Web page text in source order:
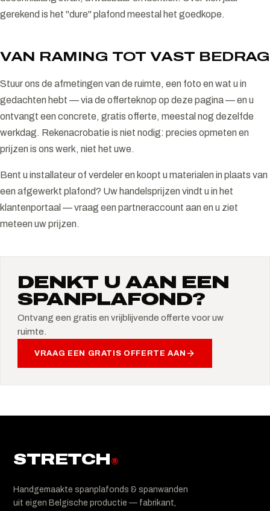
gerekend is het "dure" plafond meestal het goedkope.
VAN RAMING TOT VAST BEDRAG
Stuur ons de afmetingen van de ruimte, een foto en wat u in
gedachten hebt — via de offerteknop op deze pagina — en u
ontvangt een concrete, gratis offerte, meestal nog dezelfde
werkdag. Rekenacrobatie is niet nodig: precies opmeten en
prijzen is ons werk, niet het uwe.
Bent u installateur of verdeler en koopt u materialen in plaats van
een afgewerkt plafond? Uw handelsprijzen vindt u in het
klantenportaal — vraag een partneraccount aan en u ziet
meteen uw prijzen.
DENKT U AAN EEN
SPANPLAFOND?
Ontvang een gratis en vrijblijvende offerte voor uw
ruimte.
VRAAG EEN GRATIS OFFERTE AAN
STRETCH®
Handgemaakte spanplafonds & spanwanden
uit eigen Belgische productie — fabrikant,